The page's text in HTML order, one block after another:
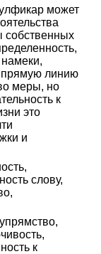
может
собственных
прямую линию
меры, но
к
это
и
слову,
к